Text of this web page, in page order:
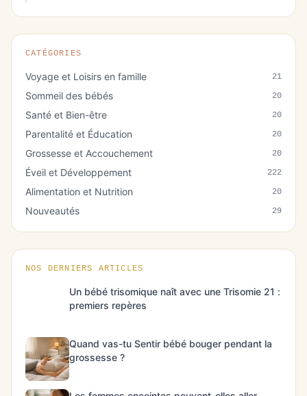
CATÉGORIES
Voyage et Loisirs en famille 21
Sommeil des bébés 20
Santé et Bien-être 20
Parentalité et Éducation 20
Grossesse et Accouchement 20
Éveil et Développement 222
Alimentation et Nutrition 20
Nouveautés 29
NOS DERNIERS ARTICLES
Un bébé trisomique naît avec une Trisomie 21 :
premiers repères
Quand vas-tu Sentir bébé bouger pendant la
grossesse ?